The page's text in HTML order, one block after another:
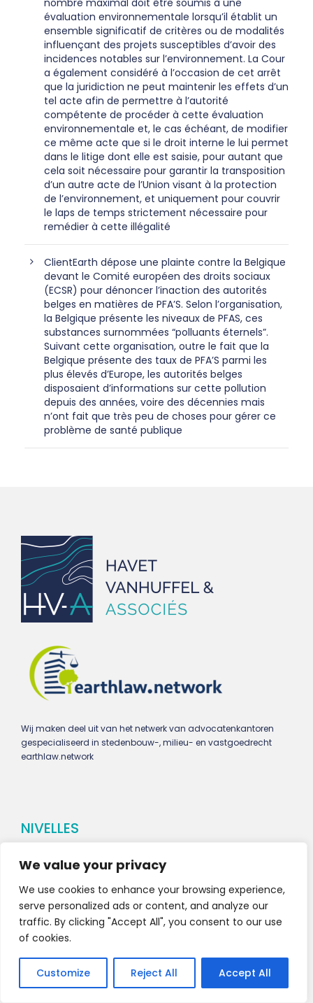
We value your privacy
We use cookies to enhance your browsing experience,
serve personalized ads or content, and analyze our
traffic. By clicking "Accept All", you consent to our use
of cookies.
Customize Reject All Accept All
nombre maximal doit être soumis à une
évaluation environnementale lorsqu’il établit un
ensemble significatif de critères ou de modalités
influençant des projets susceptibles d’avoir des
incidences notables sur l’environnement. La Cour
a également considéré à l’occasion de cet arrêt
que la juridiction ne peut maintenir les effets d’un
tel acte afin de permettre à l’autorité
compétente de procéder à cette évaluation
environnementale et, le cas échéant, de modifier
ce même acte que si le droit interne le lui permet
dans le litige dont elle est saisie, pour autant que
cela soit nécessaire pour garantir la transposition
d’un autre acte de l’Union visant à la protection
de l’environnement, et uniquement pour couvrir
le laps de temps strictement nécessaire pour
remédier à cette illégalité
ClientEarth dépose une plainte contre la Belgique
devant le Comité européen des droits sociaux
(ECSR) pour dénoncer l’inaction des autorités
belges en matières de PFA’S. Selon l’organisation,
la Belgique présente les niveaux de PFAS, ces
substances surnommées “polluants éternels”.
Suivant cette organisation, outre le fait que la
Belgique présente des taux de PFA’S parmi les
plus élevés d’Europe, les autorités belges
disposaient d’informations sur cette pollution
depuis des années, voire des décennies mais
n’ont fait que très peu de choses pour gérer ce
problème de santé publique
Wij maken deel uit van het netwerk van advocatenkantoren
gespecialiseerd in stedenbouw-, milieu- en vastgoedrecht
earthlaw.network
NIVELLES
Rue de Bruxelles 51
1400 Nivelles
Tél+32 67 21 63 67
Fax+32 67 21 44 67